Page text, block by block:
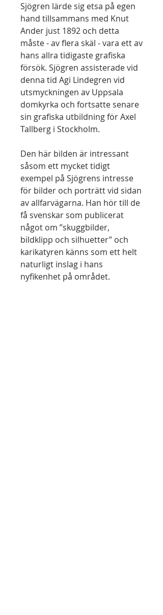
Sjögren lärde sig etsa på egen
hand tillsammans med Knut
Ander just 1892 och detta
måste - av flera skäl - vara ett av
hans allra tidigaste grafiska
försök. Sjögren assisterade vid
denna tid Agi Lindegren vid
utsmyckningen av Uppsala
domkyrka och fortsatte senare
sin grafiska utbildning för Axel
Tallberg i Stockholm.
Den här bilden är intressant
såsom ett mycket tidigt
exempel på Sjögrens intresse
för bilder och porträtt vid sidan
av allfarvägarna. Han hör till de
få svenskar som publicerat
något om ”skuggbilder,
bildklipp och silhuetter” och
karikatyren känns som ett helt
naturligt inslag i hans
nyfikenhet på området.